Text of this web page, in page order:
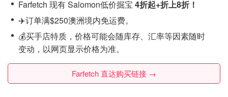
Farfetch 现有 Salomon低价掘宝 4折起+折上8折！
✈️订单满$250澳洲境内免运费。
💰买手店特质，价格可能会随库存、汇率等因素随时
变动，以网页显示价格为准。
Farfetch 直达购买链接 →